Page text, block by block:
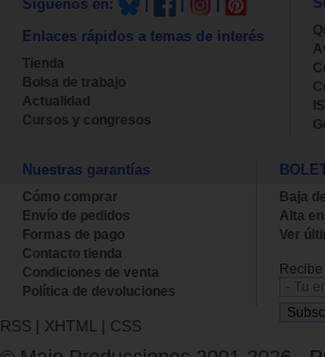
Síguenos en:
Enlaces rápidos a temas de interés
Tienda
Bolsa de trabajo
Actualidad
Cursos y congresos
Nuestras garantías
Cómo comprar
Envío de pedidos
Formas de pago
Contacto tienda
Condiciones de venta
Política de devoluciones
Baja
Alta
Ver
RSS | XHTML | CSS